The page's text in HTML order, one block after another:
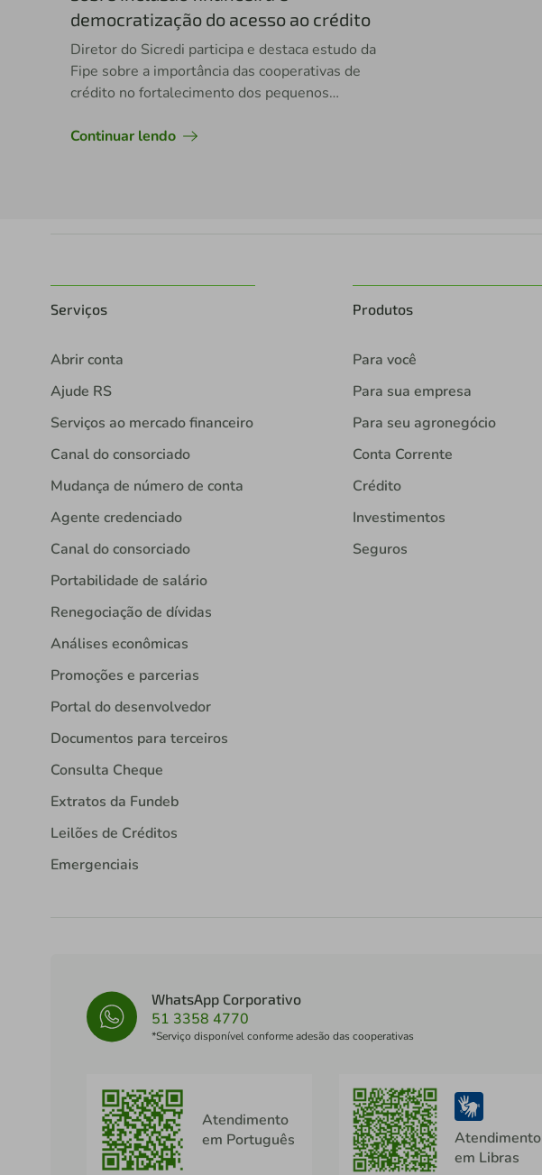
democratização do acesso ao crédito
Diretor do Sicredi participa e destaca estudo da
Fipe sobre a importância das cooperativas de
crédito no fortalecimento dos pequenos
Continuar lendo
Serviços
Abrir conta
Ajude RS
Serviços ao mercado financeiro
Canal do consorciado
Mudança de número de conta
Agente credenciado
Canal do consorciado
Portabilidade de salário
Renegociação de dívidas
Análises econômicas
Promoções e parcerias
Portal do desenvolvedor
Documentos para terceiros
Consulta Cheque
Extratos da Fundeb
Leilões de Créditos
Emergenciais
Produtos
Para você
Para sua empresa
Para seu agronegócio
Conta Corrente
Crédito
Investimentos
Seguros
WhatsApp Corporativo
51 3358 4770
*Serviço disponível conforme adesão das cooperativas
Atendimento
em Português
Atendimento
em Libras